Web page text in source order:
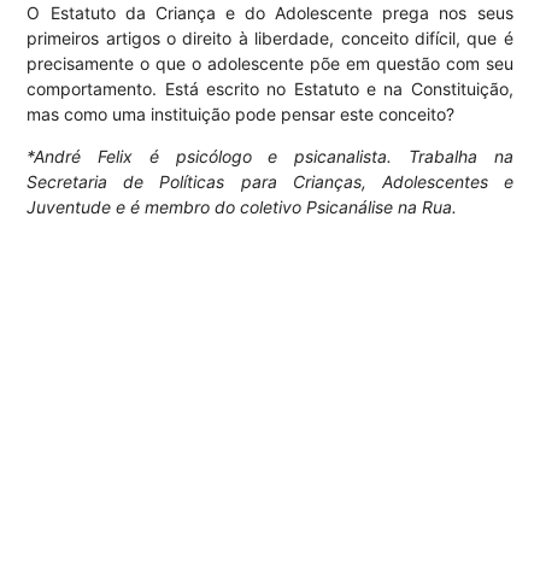
O Estatuto da Criança e do Adolescente prega nos seus
primeiros artigos o direito à liberdade, conceito difícil, que é
precisamente o que o adolescente põe em questão com seu
comportamento. Está escrito no Estatuto e na Constituição,
mas como uma instituição pode pensar este conceito?
*André Felix é psicólogo e psicanalista. Trabalha na
Secretaria de Políticas para Crianças, Adolescentes e
Juventude e é membro do coletivo Psicanálise na Rua.